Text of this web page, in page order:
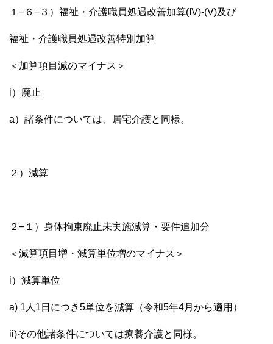
１−６−３）福祉・介護職員処遇改善加算(IV)-(V)及び
福祉・介護職員処遇改善特別加算
＜加算項目減のマイナス＞
i）廃止
a）諸条件については、居宅介護と同様。
２）減算
２−１）身体拘束廃止未実施減算・要件追加分
＜減算項目増・減算単位増のマイナス＞
i）減算単位
a) 1人1日につき5単位を減算（令和5年4月から適用）
ii)その他諸条件については療養介護と同様。